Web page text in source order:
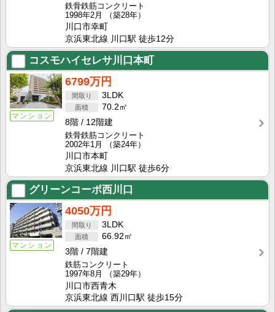
鉄骨鉄筋コンクリート
1998年2月
（築28年）
川口市幸町
京浜東北線 川口駅 徒歩12分
コスモハイセレサ川口本町
マンション
6799万円
3LDK
70.2㎡
8階
12階建
鉄骨鉄筋コンクリート
2002年1月
（築24年）
川口市本町
京浜東北線 川口駅 徒歩6分
グリーンコーポ西川口
マンション
4050万円
3LDK
66.92㎡
3階
7階建
鉄筋コンクリート
1997年8月
（築29年）
川口市西青木
京浜東北線 西川口駅 徒歩15分